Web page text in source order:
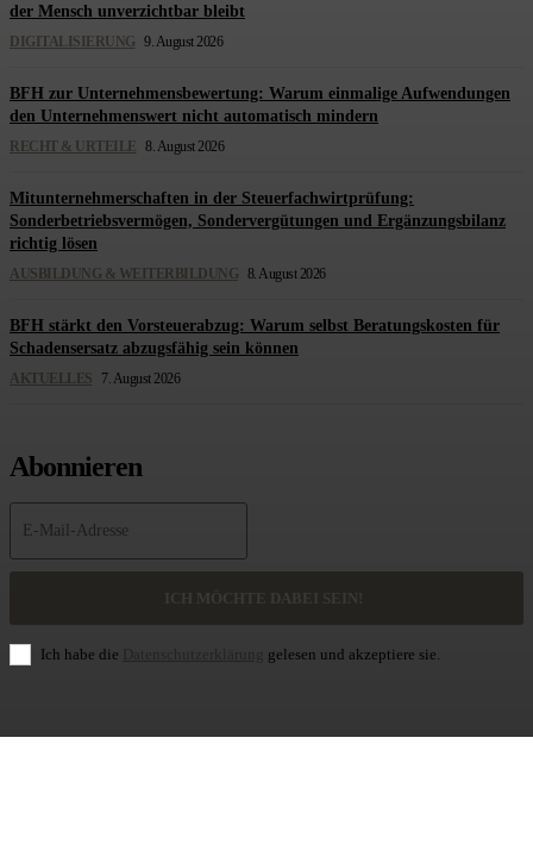
der Mensch unverzichtbar bleibt
DIGITALISIERUNG 9. August 2026
BFH zur Unternehmensbewertung: Warum einmalige Aufwendungen
den Unternehmenswert nicht automatisch mindern
RECHT & URTEILE 8. August 2026
Mitunternehmerschaften in der Steuerfachwirtprüfung:
Sonderbetriebsvermögen, Sondervergütungen und Ergänzungsbilanz
richtig lösen
AUSBILDUNG & WEITERBILDUNG 8. August 2026
BFH stärkt den Vorsteuerabzug: Warum selbst Beratungskosten für
Schadensersatz abzugsfähig sein können
AKTUELLES 7. August 2026
Abonnieren
ICH MÖCHTE DABEI SEIN!
Ich habe die Datenschutzerklärung gelesen und akzeptiere sie.